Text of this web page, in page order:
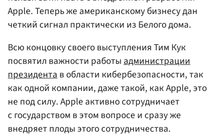
Apple. Теперь же американскому бизнесу дан
четкий сигнал практически из Белого дома.
Всю концовку своего выступления Тим Кук
посвятил важности работыадминистрации
президентав области кибербезопасности, так
как одной компании, даже такой, как Apple, это
не под силу. Apple активно сотрудничает
с государством в этом вопросе и сразу же
внедряет плоды этого сотрудничества.